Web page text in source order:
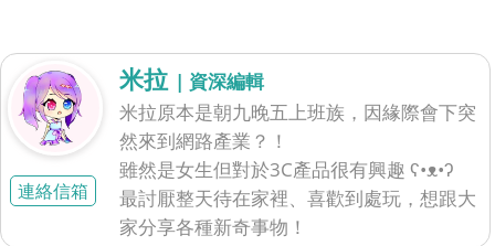
連絡信箱
米拉 | 資深編輯
米拉原本是朝九晚五上班族，因緣際會下突
然來到網路產業？！
雖然是女生但對於3C產品很有興趣 ʕ•ᴥ•ʔ
最討厭整天待在家裡、喜歡到處玩，想跟大
家分享各種新奇事物！